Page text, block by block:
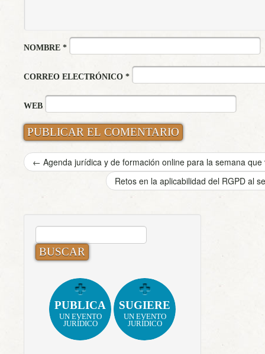
NOMBRE *
CORREO ELECTRÓNICO *
WEB
← Agenda jurídica y de formación online para la semana
Retos en la aplicabilidad del RGPD al
BUSCAR:
PUBLICA
UN EVENTO
JURÍDICO
SUGIERE
UN EVENTO
JURÍDICO